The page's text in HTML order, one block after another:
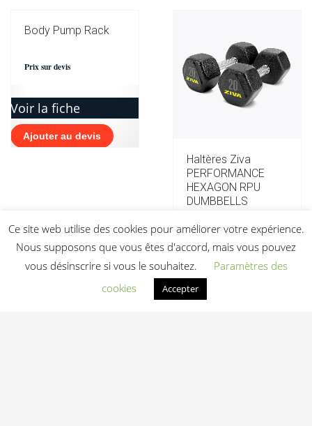
Body Pump Rack
Prix sur devis
Voir la fiche
Ajouter au devis
Haltères Ziva
PERFORMANCE
HEXAGON RPU
DUMBBELLS
Prix sur devis
Voir la fiche
Ajouter au devis
Ce site web utilise des cookies pour améliorer votre expérience.
Nous supposons que vous êtes d'accord, mais vous pouvez
vous désinscrire si vous le souhaitez.
Paramètres des
cookies
Accepter